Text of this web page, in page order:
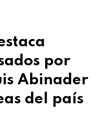
por
Abinader
del país